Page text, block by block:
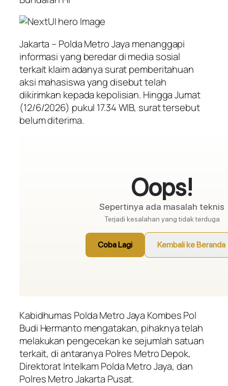
Jakarta – Polda Metro Jaya menanggapi
informasi yang beredar di media sosial
terkait klaim adanya surat pemberitahuan
aksi mahasiswa yang disebut telah
dikirimkan kepada kepolisian. Hingga Jumat
(12/6/2026) pukul 17.34 WIB, surat tersebut
belum diterima.
Kabidhumas Polda Metro Jaya Kombes Pol
Budi Hermanto mengatakan, pihaknya telah
melakukan pengecekan ke sejumlah satuan
terkait, di antaranya Polres Metro Depok,
Direktorat Intelkam Polda Metro Jaya, dan
Polres Metro Jakarta Pusat.